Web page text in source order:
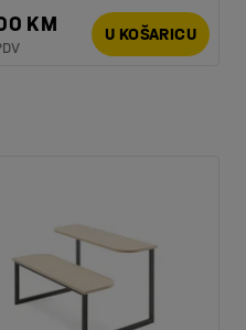
KM U KOŠARICU